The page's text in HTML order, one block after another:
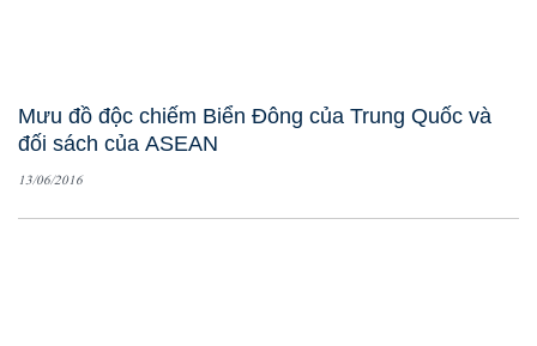
Mưu đồ độc chiếm Biển Đông của Trung Quốc và
đối sách của ASEAN
13/06/2016